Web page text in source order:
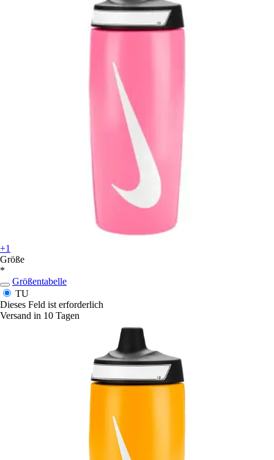
+1
Größe
*
Größentabelle
TU
Dieses Feld ist erforderlich
Versand in 10 Tagen